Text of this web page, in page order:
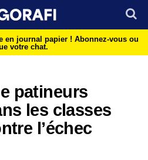
en journal papier ! Abonnez-vous ou
votre chat.
patineurs
les classes
l’échec